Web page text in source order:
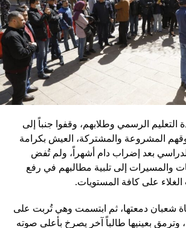
التعليم الرسمي وطلابهم، وقفوا جنباً إلى
المشروعة والمشتركة، العيش بكرامة
بعد إضراب دام أشهراً، ولم تُفض
والمسيرات إلى تلبية مطالبهم في رفع
الغلاء على كافة المستويات.
شعبان دمعتها، ثم ابتسمت وهي تُربت على
وترمق بعينيها طالباً آخر يصرخ بأعلى صوته